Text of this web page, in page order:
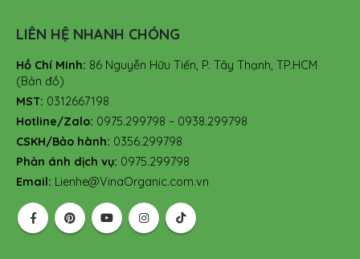
LIÊN HỆ NHANH CHÓNG
Hồ Chí Minh: 86 Nguyễn Hữu Tiến, P. Tây Thạnh, TP.HCM
(Bản đồ)
MST: 0312667198
Hotline/Zalo: 0975.299798 – 0938.299798
CSKH/Bảo hành: 0356.299798
Phản ánh dịch vụ: 0975.299798
Email: Lienhe@VinaOrganic.com.vn